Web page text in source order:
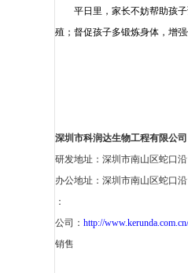
平日里，家长不妨帮助孩子
殖；督促孩子多锻炼身体，增
深圳市科润达生物工程有限公司
研发地址：深圳市南山区蛇口
办公地址：深圳市南山区蛇口
：
公司： http://www.kerunda.com.cn/
销售